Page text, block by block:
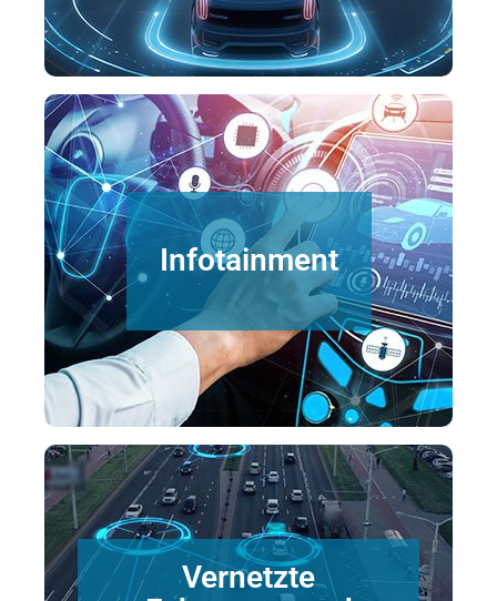
Autonome Fahrzeuge benötigen enorme
Rechenleistung und große
Infotainment
Moderne Infotainmentsysteme erfordern
robuste Speicherlösungen, um große
Datenmengen zuverlässig zu verarbeiten und
eine nahtlose Benutzererfahrung zu bieten.
Produktvorschläge anfordern
Vernetzte
Produktvorschläge anfordern